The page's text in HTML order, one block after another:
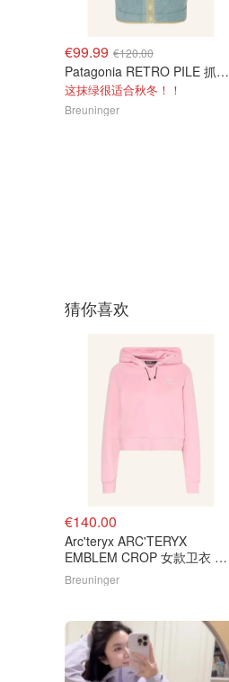
€99.99 €120.00
Patagonia RETRO PILE 抓绒马甲 绿色
这抹绿很适合秋冬！！
Breuninger
猜你喜欢
€140.00
Arc'teryx ARC'TERYX
EMBLEM CROP 女款卫衣 粉
色
Breuninger